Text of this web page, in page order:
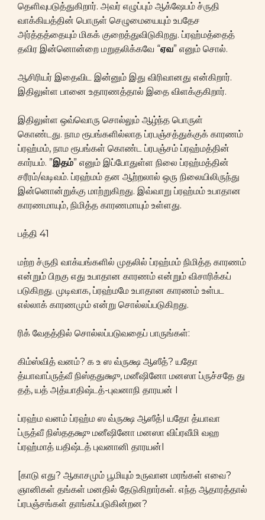
தெளிவுபடுத்துகிறார். அவர் எழுப்பும் ஆக்ஷேபம் ச்ருதி
வாக்கியத்தின் பொருள் செழுமையையும் உபதேச
அர்த்தத்தையும் மிகக் குறைத்துவிடுகிறது. ப்ரஹ்மத்தைத்
தவிர இன்னொன்றை மறுதலிக்கவே “ஏவ” எனும் சொல்.
ஆசிரியர் இதைவிட இன்னும் இது விரிவானது என்கிறார்.
இதிலுள்ள பானை உதாரணத்தால் இதை விளக்குகிறார்.
இதிலுள்ள ஒவ்வொரு சொல்லும் ஆழ்ந்த பொருள்
கொண்டது. நாம ரூபங்களில்லாத ப்ரபஞ்சத்துக்குக் காரணம்
ப்ரஹ்மம், நாம ரூபங்கள் கொண்ட ப்ரபஞ்சம் ப்ரஹ்மத்தின்
கார்யம். ”இதம்” எனும் இப்போதுள்ள நிலை ப்ரஹ்மத்தின்
சரீரம்/வடிவம். ப்ரஹ்மம் தன ஆற்றலால் ஒரு நிலையிலிருந்து
இன்னொன்றுக்கு மாற்றுகிறது. இவ்வாறு ப்ரஹ்மம் உபாதான
காரணமாயும், நிமித்த காரணமாயும் உள்ளது.
பத்தி 41
மற்ற ச்ருதி வாக்யங்களில் முதலில் ப்ரஹ்மம் நிமித்த காரணம்
என்றும் பிறகு எது உபாதான காரணம் என்றும் விசாரிக்கப்
படுகிறது. முடிவாக, ப்ரஹ்மமே உபாதான காரணம் உள்பட
எல்லாக் காரணமும் என்று சொல்லப்படுகிறது.
ரிக் வேதத்தில் சொல்லப்படுவதைப் பாருங்கள்:
கிம்ஸ்வித் வனம்? க உ ஸ வ்ருக்ஷ ஆஸீத்? யதோ
த்யாவாப்ருத்வீ நிஸ்ததுக்ஷு, மனீஷினோ மனஸா ப்ருச்சதே து
தத், யத் அத்யாதிஷ்டத்-புவனாநி தாரயன் I
ப்ரஹ்ம வனம் ப்ரஹ்ம ஸ வ்ருக்ஷ ஆஸீத்I யதோ த்யாவா
ப்ருத்வீ நிஸ்ததக்ஷு மனீஷினோ மனஸா விப்ரவீமி வஹ
ப்ரஹ்மாத் யதிஷ்டத் புவனானி தாரயன்I
[காடு எது? ஆகாசமும் பூமியும் உருவான மரங்கள் எவை?
ஞானிகள் தங்கள் மனதில் தேடுகிறார்கள். எந்த ஆதாரத்தால்
ப்ரபஞ்சங்கள் தாங்கப்படுகின்றன?